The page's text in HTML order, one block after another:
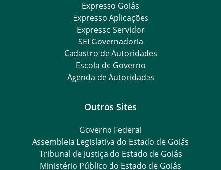
Expresso Goiás
Expresso Aplicações
Expresso Servidor
SEI Governadoria
Cadastro de Autoridades
Escola de Governo
Agenda de Autoridades
Outros Sites
Governo Federal
Assembleia Legislativa do Estado de Goiás
Tribunal de Justiça do Estado de Goiás
Ministério Público do Estado de Goiás